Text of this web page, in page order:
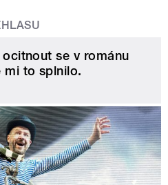
se v románu
mi to splnilo.